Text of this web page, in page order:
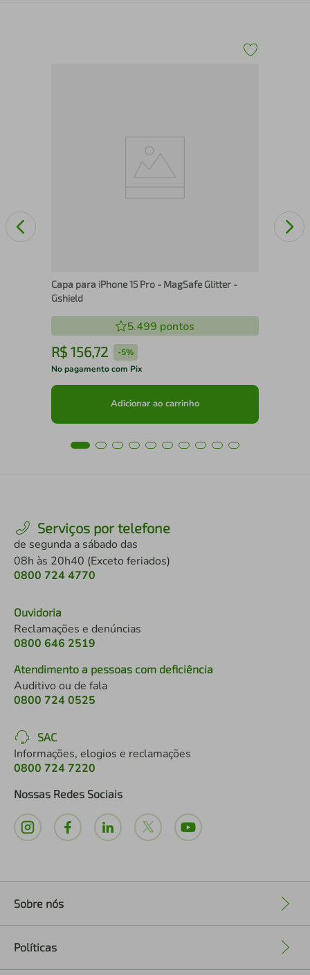
Capa para iPhone 15 Pro - MagSafe Glitter -
Gshield
5.499 pontos
R$ 156,72 -5%
No pagamento com Pix
Adicionar ao carrinho
Serviços por telefone
de segunda a sábado das
08h às 20h40 (Exceto feriados)
0800 724 4770
Ouvidoria
Reclamações e denúncias
0800 646 2519
Atendimento a pessoas com deficiência
Auditivo ou de fala
0800 724 0525
SAC
Informações, elogios e reclamações
0800 724 7220
Nossas Redes Sociais
Sobre nós
Políticas